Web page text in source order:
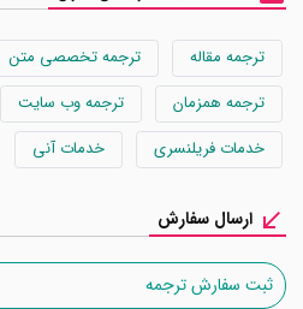
ترجمه مقاله ترجمه تخصصی متن
ترجمه همزمان
ترجمه وب سایت
خدمات فریلنسری
خدمات آنی
ارسال سفارش
ثبت سفارش ترجمه